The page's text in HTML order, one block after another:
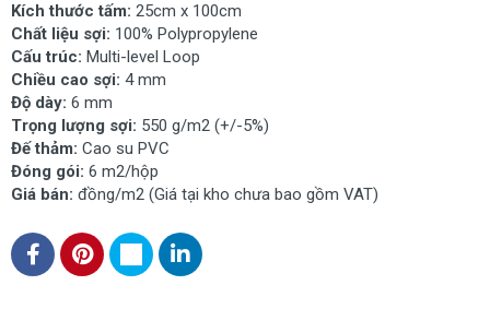
Kích thước tấm: 25cm x 100cm
Chất liệu sợi: 100% Polypropylene
Cấu trúc: Multi-level Loop
Chiều cao sợi: 4 mm
Độ dày: 6 mm
Trọng lượng sợi: 550 g/m2 (+/-5%)
Đế thảm: Cao su PVC
Đóng gói: 6 m2/hộp
Giá bán: đồng/m2 (Giá tại kho chưa bao gồm VAT)